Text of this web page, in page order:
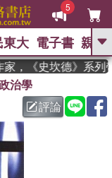
5
GO
、 高希均教授回憶錄
父親節 、 如果歷
暑期推薦 、 國際布克
、 方念華
女孩：黎曼猜想
大 電子書 親子
《史坎德》系列
治學
評論